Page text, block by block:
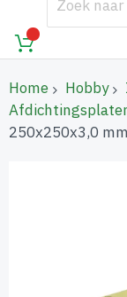
Home Hobby
250x250x3,0 mm